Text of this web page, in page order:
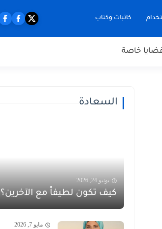
كاتبات وكتاب
خاصة
السعادة
يونيو 24, 2026
كيف تكون لطيفاً مع الآخرين؟
مايو 7, 2026